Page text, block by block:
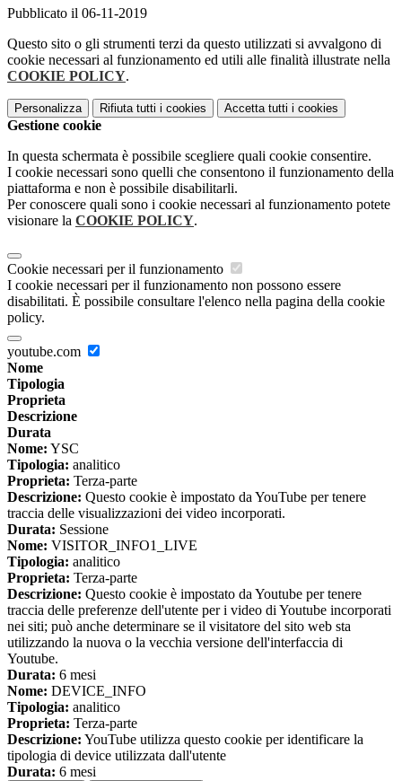
Pubblicato il 06-11-2019
Questo sito o gli strumenti terzi da questo utilizzati si avvalgono di
cookie necessari al funzionamento ed utili alle finalità illustrate nella
COOKIE POLICY.
Personalizza Rifiuta tutti i cookies Accetta tutti i cookies
Gestione cookie
In questa schermata è possibile scegliere quali cookie consentire.
I cookie necessari sono quelli che consentono il funzionamento della
piattaforma e non è possibile disabilitarli.
Per conoscere quali sono i cookie necessari al funzionamento potete
visionare la COOKIE POLICY.
Cookie necessari per il funzionamento
I cookie necessari per il funzionamento non possono essere
disabilitati. È possibile consultare l'elenco nella pagina della cookie
policy.
youtube.com
Nome
Tipologia
Proprieta
Descrizione
Durata
Nome: YSC
Tipologia: analitico
Proprieta: Terza-parte
Descrizione: Questo cookie è impostato da YouTube per tenere
traccia delle visualizzazioni dei video incorporati.
Durata: Sessione
Nome: VISITOR_INFO1_LIVE
Tipologia: analitico
Proprieta: Terza-parte
Descrizione: Questo cookie è impostato da Youtube per tenere
traccia delle preferenze dell'utente per i video di Youtube incorporati
nei siti; può anche determinare se il visitatore del sito web sta
utilizzando la nuova o la vecchia versione dell'interfaccia di
Youtube.
Durata: 6 mesi
Nome: DEVICE_INFO
Tipologia: analitico
Proprieta: Terza-parte
Descrizione: YouTube utilizza questo cookie per identificare la
tipologia di device utilizzata dall'utente
Durata: 6 mesi